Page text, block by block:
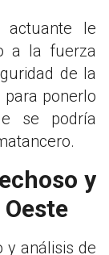
actuante le
a la fuerza
de la
ponerlo
se podría
y
y análisis de